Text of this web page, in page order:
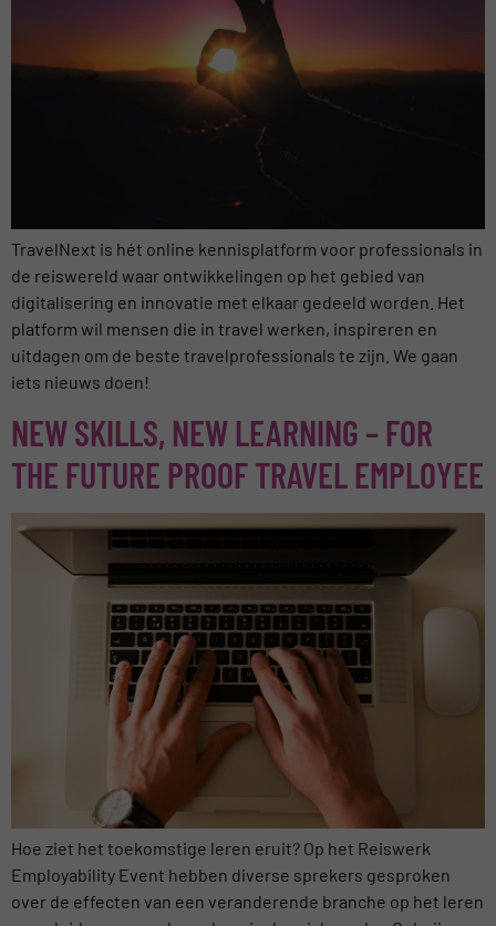
TravelNext is hét online kennisplatform voor professionals in
de reiswereld waar ontwikkelingen op het gebied van
digitalisering en innovatie met elkaar gedeeld worden. Het
platform wil mensen die in travel werken, inspireren en
uitdagen om de beste travelprofessionals te zijn. We gaan
iets nieuws doen!
NEW SKILLS, NEW LEARNING – FOR
THE FUTURE PROOF TRAVEL EMPLOYEE
Hoe ziet het toekomstige leren eruit? Op het Reiswerk
Employability Event hebben diverse sprekers gesproken
over de effecten van een veranderende branche op het leren